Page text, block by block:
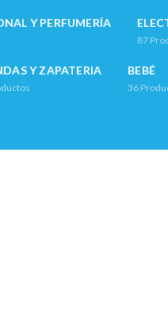
Y PERFUMERÍA
87
Y ZAPATERIA BEBÉ
36